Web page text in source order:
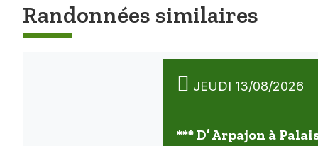
Randonnées similaires
JEUDI 13/08/2026
*** D’ Arpajon à